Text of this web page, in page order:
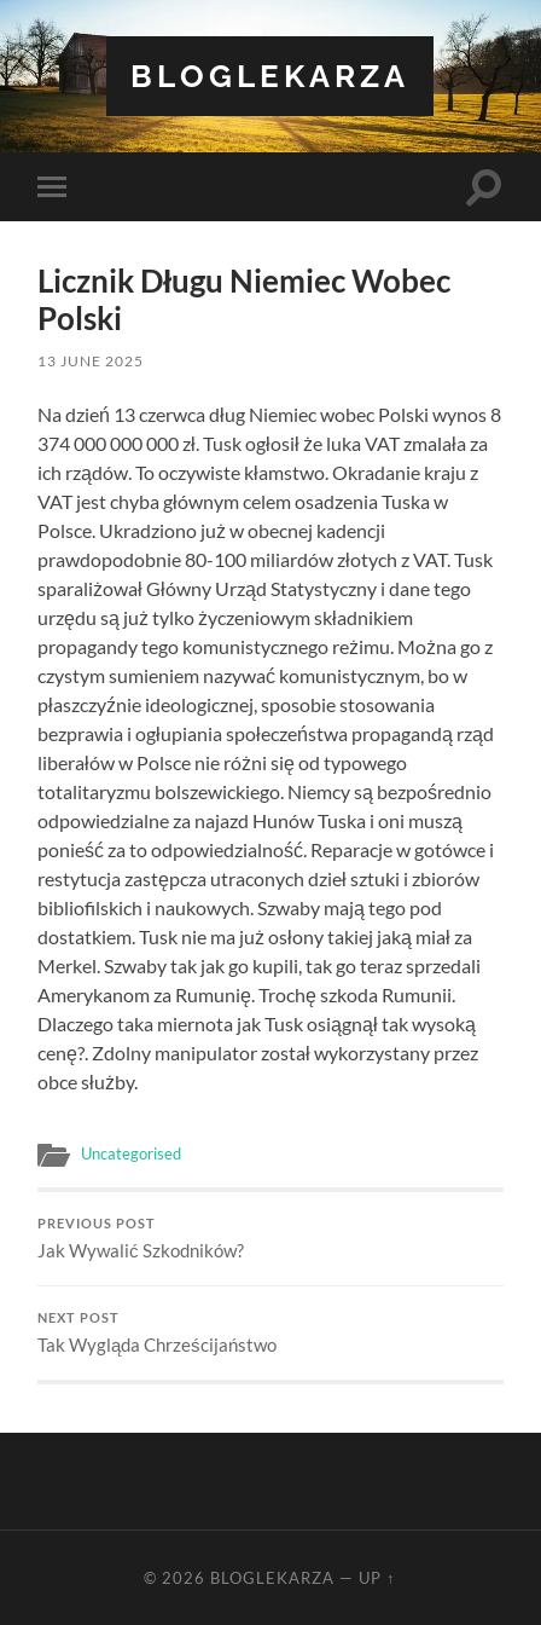
BLOGLEKARZA
Toggle
mobile
Toggle
Licznik Długu Niemiec Wobec
Polski
13 JUNE 2025
Na dzień 13 czerwca dług Niemiec wobec Polski wynos 8
374 000 000 000 zł. Tusk ogłosił że luka VAT zmalała za
ich rządów. To oczywiste kłamstwo. Okradanie kraju z
VAT jest chyba głównym celem osadzenia Tuska w
Polsce. Ukradziono już w obecnej kadencji
prawdopodobnie 80-100 miliardów złotych z VAT. Tusk
sparaliżował Główny Urząd Statystyczny i dane tego
urzędu są już tylko życzeniowym składnikiem
propagandy tego komunistycznego reżimu. Można go z
czystym sumieniem nazywać komunistycznym, bo w
płaszczyźnie ideologicznej, sposobie stosowania
bezprawia i ogłupiania społeczeństwa propagandą rząd
liberałów w Polsce nie różni się od typowego
totalitaryzmu bolszewickiego. Niemcy są bezpośrednio
odpowiedzialne za najazd Hunów Tuska i oni muszą
ponieść za to odpowiedzialność. Reparacje w gotówce i
restytucja zastępcza utraconych dzieł sztuki i zbiorów
bibliofilskich i naukowych. Szwaby mają tego pod
dostatkiem. Tusk nie ma już osłony takiej jaką miał za
Merkel. Szwaby tak jak go kupili, tak go teraz sprzedali
Amerykanom za Rumunię. Trochę szkoda Rumunii.
Dlaczego taka miernota jak Tusk osiągnął tak wysoką
cenę?. Zdolny manipulator został wykorzystany przez
obce służby.
Uncategorised
PREVIOUS POST
Jak Wywalić Szkodników?
NEXT POST
Tak Wygląda Chrześcijaństwo
© 2026 BLOGLEKARZA — UP ↑